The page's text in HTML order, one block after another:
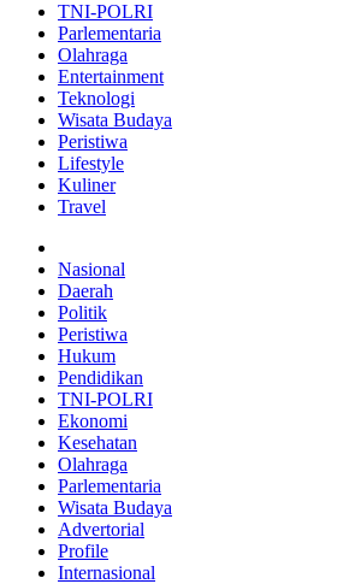
TNI-POLRI
Parlementaria
Olahraga
Entertainment
Teknologi
Wisata Budaya
Peristiwa
Lifestyle
Kuliner
Travel
Nasional
Daerah
Politik
Peristiwa
Hukum
Pendidikan
TNI-POLRI
Ekonomi
Kesehatan
Olahraga
Parlementaria
Wisata Budaya
Advertorial
Profile
Internasional